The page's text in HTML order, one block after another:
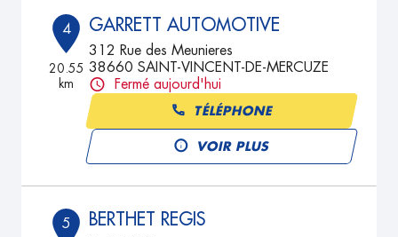
4
20.55
km
GARRETT AUTOMOTIVE
312 Rue des Meunieres
38660 SAINT-VINCENT-DE-MERCUZE
Fermé aujourd'hui
TÉLÉPHONE
VOIR PLUS
5 BERTHET REGIS